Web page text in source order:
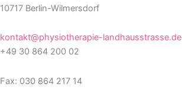
10717 Berlin-Wilmersdorf
kontakt@physiotherapie-landhausstrasse.de
+49 30 864 200 02
Fax: 030 864 217 14